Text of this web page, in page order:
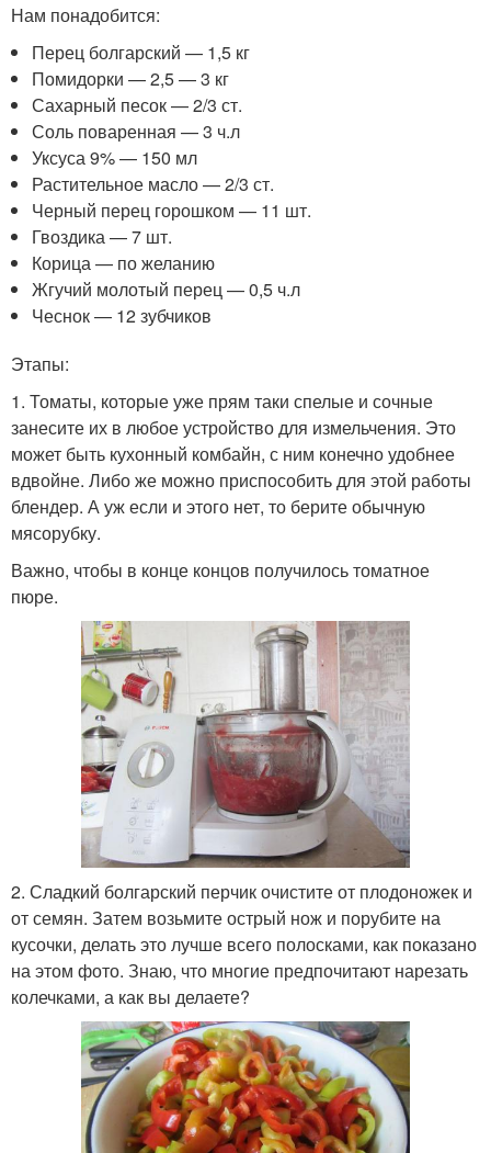
Нам понадобится:
Перец болгарский — 1,5 кг
Помидорки — 2,5 — 3 кг
Сахарный песок — 2/3 ст.
Соль поваренная — 3 ч.л
Уксуса 9% — 150 мл
Растительное масло — 2/3 ст.
Черный перец горошком — 11 шт.
Гвоздика — 7 шт.
Корица — по желанию
Жгучий молотый перец — 0,5 ч.л
Чеснок — 12 зубчиков
Этапы:
1. Томаты, которые уже прям таки спелые и сочные
занесите их в любое устройство для измельчения. Это
может быть кухонный комбайн, с ним конечно удобнее
вдвойне. Либо же можно приспособить для этой работы
блендер. А уж если и этого нет, то берите обычную
мясорубку.
Важно, чтобы в конце концов получилось томатное
пюре.
2. Сладкий болгарский перчик очистите от плодоножек и
от семян. Затем возьмите острый нож и порубите на
кусочки, делать это лучше всего полосками, как показано
на этом фото. Знаю, что многие предпочитают нарезать
колечками, а как вы делаете?